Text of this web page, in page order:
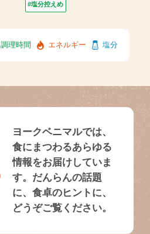
#塩分控えめ
調理時間 エネルギー 塩分
ヨークベニマルでは、
食にまつわるあらゆる
情報をお届けしていま
す。だんらんの話題
に、食卓のヒントに、
どうぞご覧ください。